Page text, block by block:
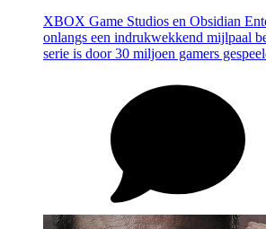
XBOX Game Studios en Obsidian
onlangs een indrukwekkend mijlpaal
serie is door 30 miljoen gamers